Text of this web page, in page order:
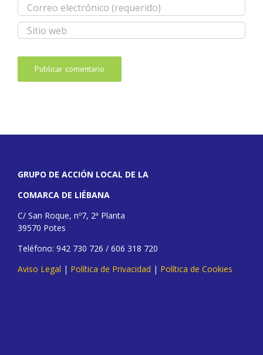
GRUPO DE ACCIÓN LOCAL DE LA
COMARCA DE LIÉBANA
C/ San Roque, nº7, 2ª Planta
39570 Potes
Teléfono: 942 730 726 / 606 318 720
Aviso Legal | Política de Privacidad | Política de Cookies